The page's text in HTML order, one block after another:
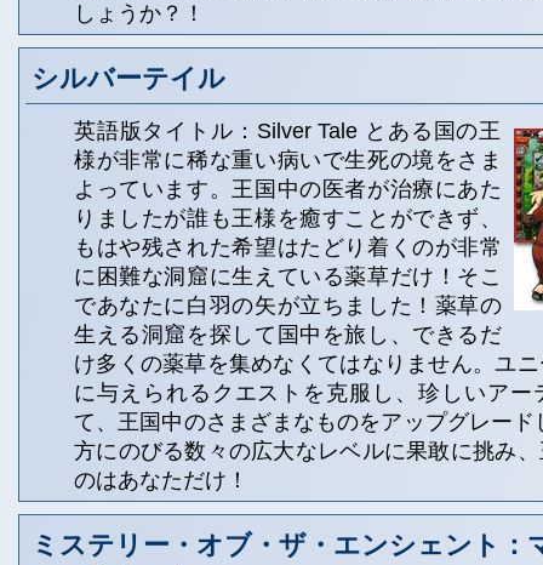
しょうか？！
シルバーテイル
英語版タイトル：Silver Tale とある国の王
様が非常に稀な重い病いで生死の境をさま
よっています。王国中の医者が治療にあた
りましたが誰も王様を癒すことができず、
もはや残された希望はたどり着くのが非常
に困難な洞窟に生えている薬草だけ！そこ
であなたに白羽の矢が立ちました！薬草の
生える洞窟を探して国中を旅し、できるだ
け多くの薬草を集めなくてはなりません。ユ
に与えられるクエストを克服し、珍しいアー
て、王国中のさまざまなものをアップグレー
方にのびる数々の広大なレベルに果敢に挑み
のはあなただけ！
ミステリー・オブ・ザ・エンシェント：